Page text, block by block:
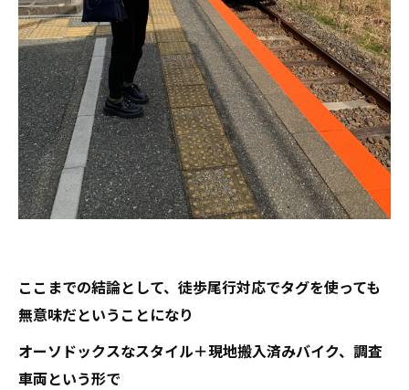
ここまでの結論として、徒歩尾行対応でタグを使っても
無意味だということになり
オーソドックスなスタイル＋現地搬入済みバイク、調査
車両という形で